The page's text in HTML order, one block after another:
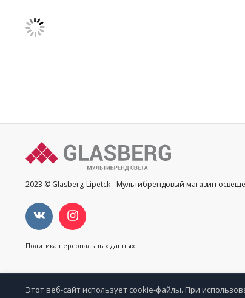
2023 © Glasberg-Lipetck - Мультибрендовый магазин
Политика персональных данных
Этот веб-сайт использует cookie-файлы. При